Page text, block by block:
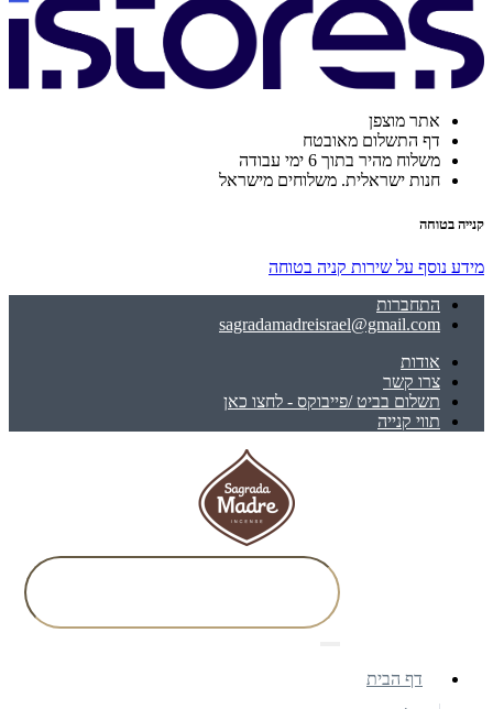
אתר מוצפן
דף התשלום מאובטח
משלוח מהיר בתוך 6 ימי עבודה
חנות ישראלית. משלוחים מישראל
קנייה בטוחה
מידע נוסף על שירות קניה בטוחה
התחברות
sagradamadreisrael@gmail.com
אודות
צרו קשר
תשלום בביט /פייבוקס - לחצו כאן
תווי קנייה
דף הבית